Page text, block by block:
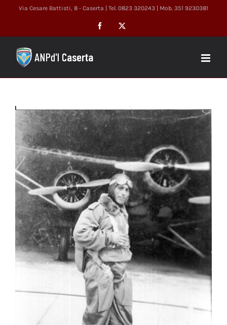
Via Cesare Battisti, 8 - Caserta | Tel. 0823 320243 | Mob. 351 9230381
Facebook